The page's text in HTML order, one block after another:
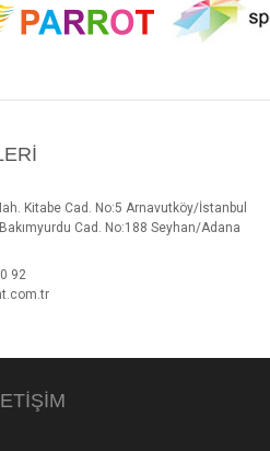
Kitabe Cad. No:5 Arnavutköy/İstanbul
Cad. No:188 Seyhan/Adana
92